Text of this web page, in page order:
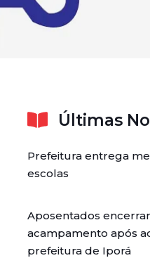
Últimas
Prefeitura entrega
escolas
Aposentados
acampamento após
prefeitura de Iporá